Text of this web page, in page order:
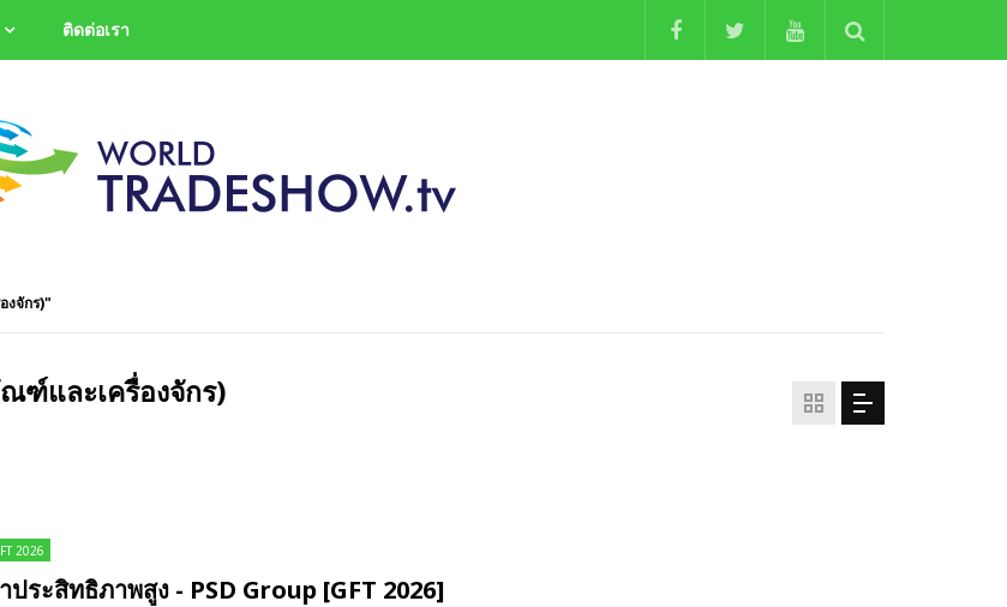
ติดต่อเรา
งจักร)"
ฑ์และเครื่องจักร)
2026
ประสิทธิภาพสูง - PSD Group [GFT 2026]